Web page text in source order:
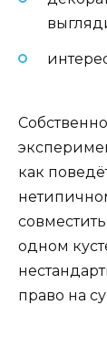
как
одном
право на